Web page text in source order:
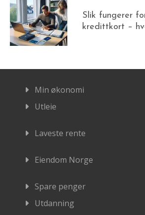
Slik fungerer
kredittkort –
Min økonomi
Utleie
Laveste rente
Eiendom Norge
Spare penger
Utdanning